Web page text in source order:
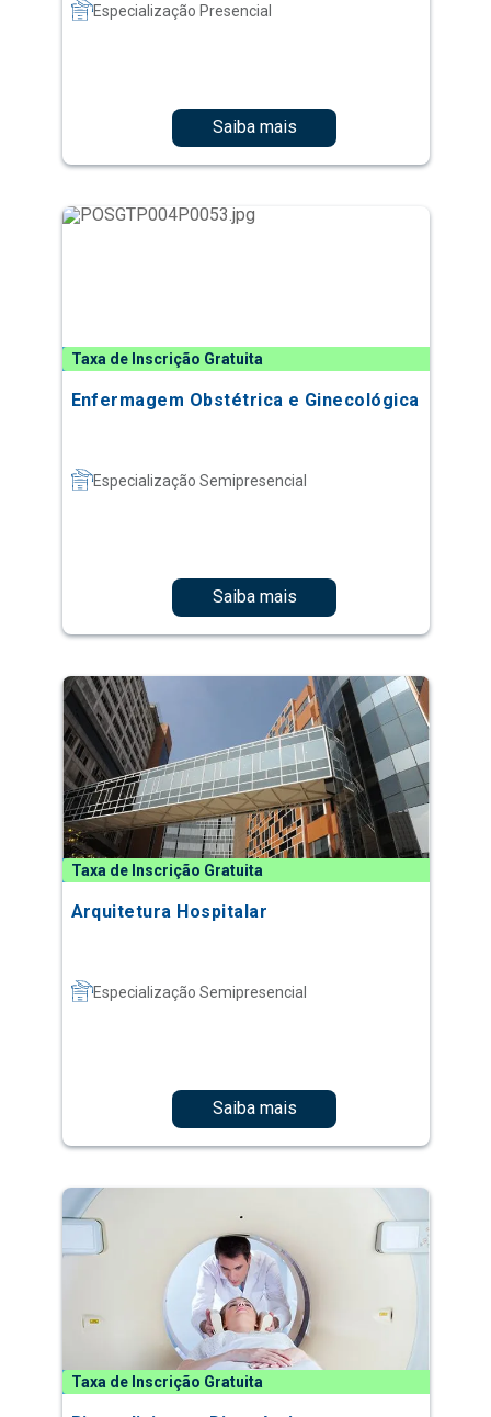
Especialização Presencial
Saiba mais
Taxa de Inscrição Gratuita
Enfermagem Obstétrica e Ginecológica
Especialização Semipresencial
Saiba mais
Taxa de Inscrição Gratuita
Arquitetura Hospitalar
Especialização Semipresencial
Saiba mais
Taxa de Inscrição Gratuita